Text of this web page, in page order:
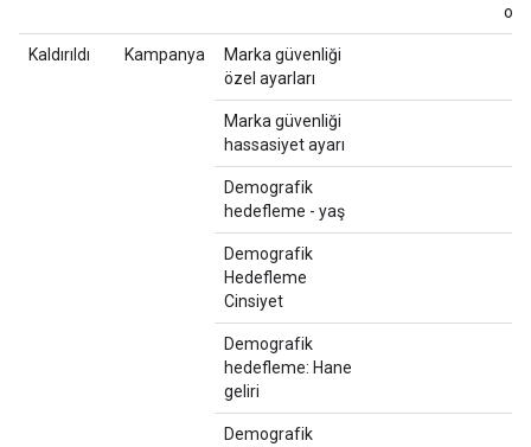
Kaldırıldı Kampanya
Marka güvenliği
özel ayarları
Marka güvenliği
hassasiyet ayarı
Demografik
hedefleme - yaş
Demografik
Hedefleme
Cinsiyet
Demografik
hedefleme: Hane
geliri
Demografik